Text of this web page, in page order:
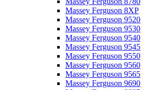
Massey Ferguson 8XP
Massey Ferguson 9520
Massey Ferguson 9530
Massey Ferguson 9540
Massey Ferguson 9545
Massey Ferguson 9550
Massey Ferguson 9560
Massey Ferguson 9565
Massey Ferguson 9690